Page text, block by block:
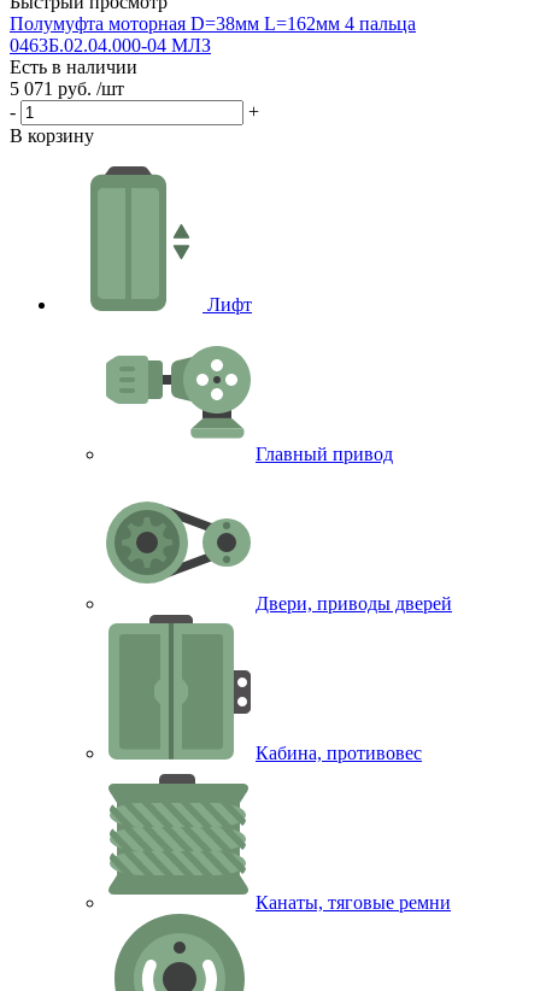
Полумуфта моторная D=38мм L=162мм 4 пальца
0463Б.02.04.000-04 МЛЗ
Есть в наличии
5 071 руб. /шт
-
+
В корзину
Лифт
Главный привод
Двери, приводы дверей
Кабина, противовес
Канаты, тяговые ремни